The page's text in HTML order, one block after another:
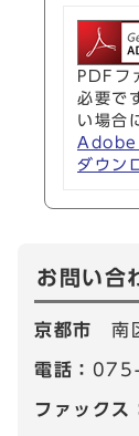
PDFフ
必要で
い場合
Adobe
ダウン
お問い合
京都市南
電話：
ファックス